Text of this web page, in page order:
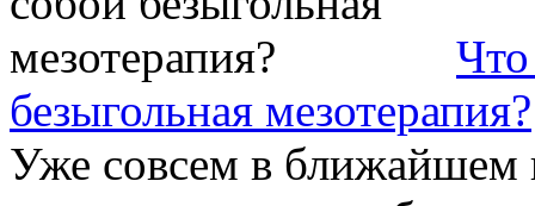
Что
безыгольная мезотерапия?
Уже совсем в ближайшем